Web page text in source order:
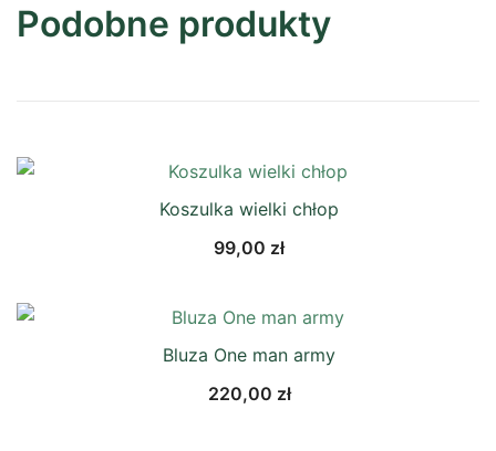
Podobne produkty
Koszulka wielki chłop
99,00 zł
Bluza One man army
220,00 zł